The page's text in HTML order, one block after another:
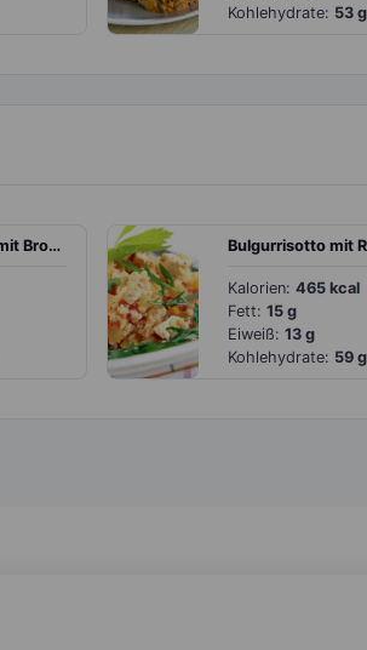
Kohlehydrate: 53 g
Herzhafte Quiche mit Brokkoli und getrockneten Tomaten Bulgurrisotto mit
Kalorien: 465 kcal
Fett: 15 g
Eiweiß: 13 g
Kohlehydrate: 59 g